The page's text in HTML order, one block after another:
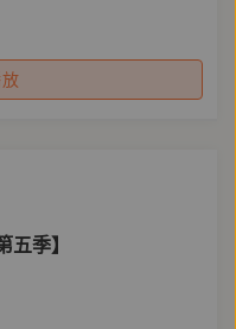
五季】